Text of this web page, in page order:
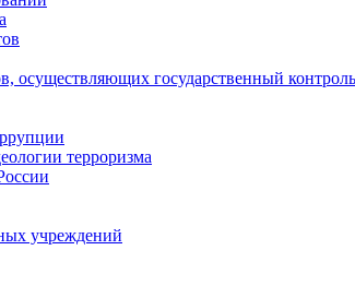
осуществляющих государственный
терроризма
учреждений